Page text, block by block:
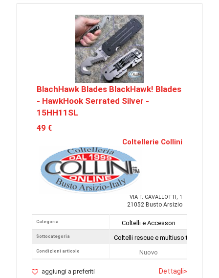
BlachHawk Blades BlackHawk! Blades
- HawkHook Serrated Silver -
15HH11SL
49 €
Coltellerie Collini
VIA F. CAVALLOTTI, 1
21052 Busto Arsizio
Categoria
Sottocategoria
Condizioni articolo
Coltelli e Accessori
Coltelli rescue e multiuso tattici
Nuovo
aggiungi a preferiti Dettagli»